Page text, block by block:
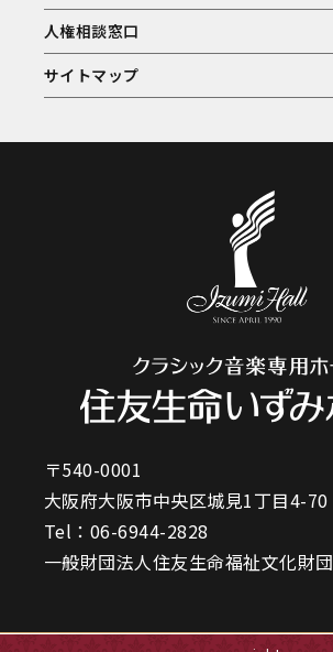
人権相談窓口
サイトマップ
〒540-0001
大阪府大阪市中央区城見1丁目4-70
Tel： 06-6944-2828
一般財団法人住友生命福祉文化財団